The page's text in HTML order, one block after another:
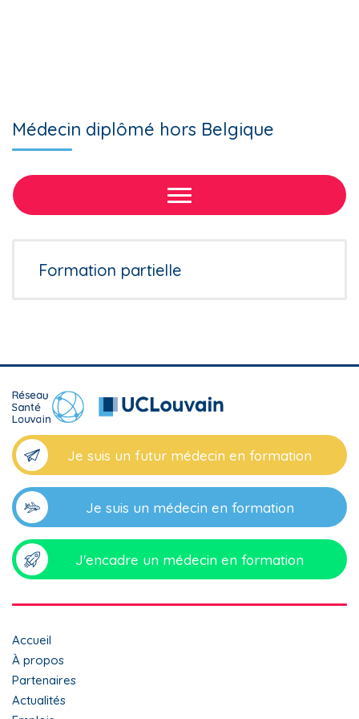
Médecin diplômé hors Belgique
Formation partielle
Je suis un futur médecin en formation
Je suis un médecin en formation
J'encadre un médecin en formation
Top
menu
footer
Accueil
À propos
Partenaires
Actualités